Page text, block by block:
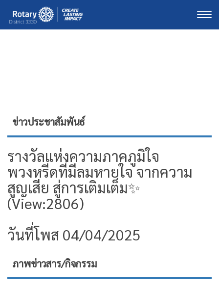
ข่าวประชาสัมพันธ์
รางวัลแห่งความภาคภูมิใจ
พวงหรีดที่มีลมหายใจ จากความ
สูญเสีย สู่การเติมเต็ม✨
(View:2806)
วันที่โพส 04/04/2025
ภาพข่าวสาร/กิจกรรม